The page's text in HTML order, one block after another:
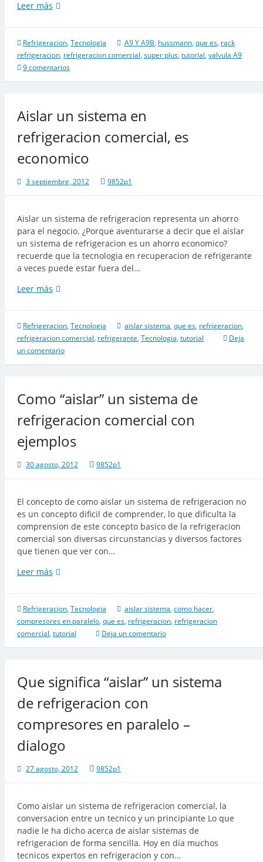
Leer más Que
valvula
A9
en
un
Super
Refrigeracion, Tecnologia A9 Y A9B, hussmann, que es, rack
refrigeracion, refrigeracion comercial, super plus, tutorial, valvula A9
9 comentarios
Aislar un sistema en
refrigeracion comercial, es
economico
3 septiembre, 2012 9852p1
Aislar un sistema de refrigeracion representa un ahorro
para el negocio. ¿Porque aventurarse a decir que el aislar
un sistema de refrigeracion es un ahorro economico?
recuerde que la tecnologia en recuperacion de refrigerante
a veces puede estar fuera del…
Leer más Aislar
en
refrigeracion
comercial,
es
Refrigeracion, Tecnologia aislar sistema, que es, refrigeracion,
refrigeracion comercial, refrigerante, Tecnologia, tutorial
Deja
un comentario
Como “aislar” un sistema de
refrigeracion comercial con
ejemplos
30 agosto, 2012 9852p1
El concepto de como aislar un sistema de refrigeracion no
es un concepto dificil de comprender, lo que dificulta la
comprension de este concepto basico de la refrigeracion
comercial son diversas circunstancias y diversos factores
que tienen que ver con…
Leer más Como
sistema
de
refrigeracion
comercial
Refrigeracion, Tecnologia aislar sistema, como hacer,
compresores en paralelo, que es, refrigeracion, refrigeracion
comercial, tutorial Deja un comentario
Que significa “aislar” un sistema
de refrigeracion con
compresores en paralelo –
dialogo
27 agosto, 2012 9852p1
Como aislar un sistema de refrigeracion comercial, la
conversacion entre un tecnico y un principiante Lo que
nadie le ha dicho acerca de aislar sistemas de
refrigeracion de forma sencilla. Hoy en día muchos
tecnicos expertos en refrigeracion y con…